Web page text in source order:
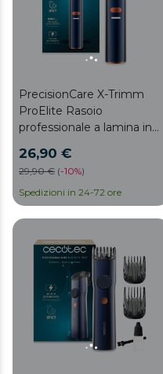
PrecisionCare X-Trimm
ProElite Rasoio
professionale a lamina in
minuto, 3 lame in titanio, 2
velocità, batteria da 1300
mAh (2 ore):
impermeabile IPX7: ideale
sicurezza
26,90 €
29,90 € (-10%)
Spedizioni in 24-72 ore